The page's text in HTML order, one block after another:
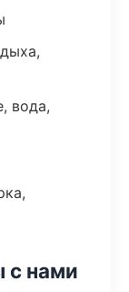
вода,
с нами